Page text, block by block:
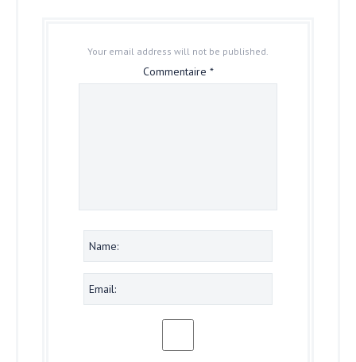
Your email address will not be published.
Commentaire *